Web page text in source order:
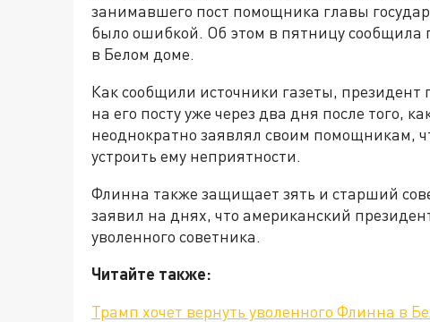
занимавшего пост помощника главы
было ошибкой. Об этом в пятницу сообщила
в Белом доме.
Как сообщили источники газеты,
на его посту уже через два дня после того,
неоднократно заявлял своим помощникам,
устроить ему неприятности.
Флинна также защищает зять и старший
заявил на днях, что американский
уволенного советника.
Читайте также:
Трамп хочет вернуть уволенного Флинна в